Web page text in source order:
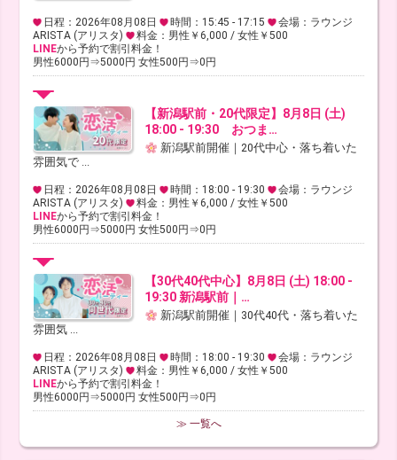
日程：2026年08月08日 時間：15:45 - 17:15
会場：ラウンジ
ARISTA (アリスタ)
料金：男性￥6,000 / 女性￥500
LINEから予約で割引料金！
男性6000円⇒5000円 女性500円⇒0円
【新潟駅前・20代限定】8月8日 (土)
18:00 - 19:30 おつま…
新潟駅前開催｜20代中心・落ち着いた
雰囲気で ...
日程：2026年08月08日 時間：18:00 - 19:30
会場：ラウンジ
ARISTA (アリスタ)
料金：男性￥6,000 / 女性￥500
LINEから予約で割引料金！
男性6000円⇒5000円 女性500円⇒0円
【30代40代中心】8月8日 (土) 18:00 -
19:30 新潟駅前｜…
新潟駅前開催｜30代40代・落ち着いた
雰囲気 ...
日程：2026年08月08日 時間：18:00 - 19:30
会場：ラウンジ
ARISTA (アリスタ)
料金：男性￥6,000 / 女性￥500
LINEから予約で割引料金！
男性6000円⇒5000円 女性500円⇒0円
≫ 一覧へ